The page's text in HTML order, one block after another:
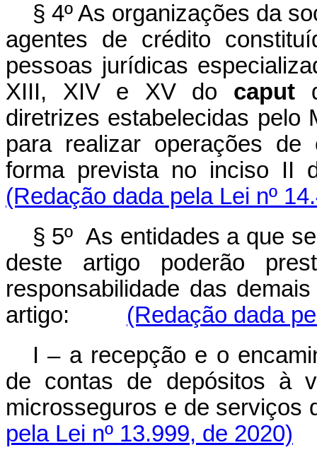
§ 4º As organizações da
agentes de crédito
pessoas jurídicas
XIII, XIV e XV do caput
diretrizes estabelecidas pelo
para realizar operações
forma prevista no inciso II
(Redação dada pela Lei nº
§ 5º As entidades a que
deste artigo poderão
responsabilidade das
artigo:
(Redação dada
I – a recepção e o
de contas de depósitos à
microsseguros e de serviços
pela Lei nº 13.999, de 2020)